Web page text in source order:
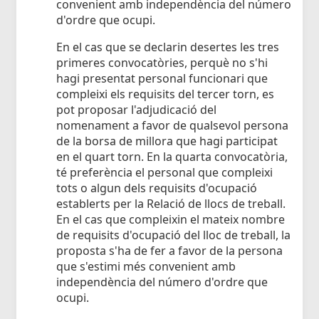
convenient amb independència del número
d'ordre que ocupi.
En el cas que se declarin desertes les tres
primeres convocatòries, perquè no s'hi
hagi presentat personal funcionari que
compleixi els requisits del tercer torn, es
pot proposar l'adjudicació del
nomenament a favor de qualsevol persona
de la borsa de millora que hagi participat
en el quart torn. En la quarta convocatòria,
té preferència el personal que compleixi
tots o algun dels requisits d'ocupació
establerts per la Relació de llocs de treball.
En el cas que compleixin el mateix nombre
de requisits d'ocupació del lloc de treball, la
proposta s'ha de fer a favor de la persona
que s'estimi més convenient amb
independència del número d'ordre que
ocupi.